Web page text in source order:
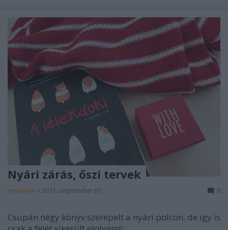
Nyári zárás, őszi tervek
meseanyu • 2021. szeptember 01. 0
Csupán négy könyv szerepelt a nyári polcon, de így is